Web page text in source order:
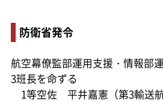
防衛省発令
航空幕僚監部運用支援・情報部
3班長を命ずる
1等空佐 平井嘉憲（第3輸送航